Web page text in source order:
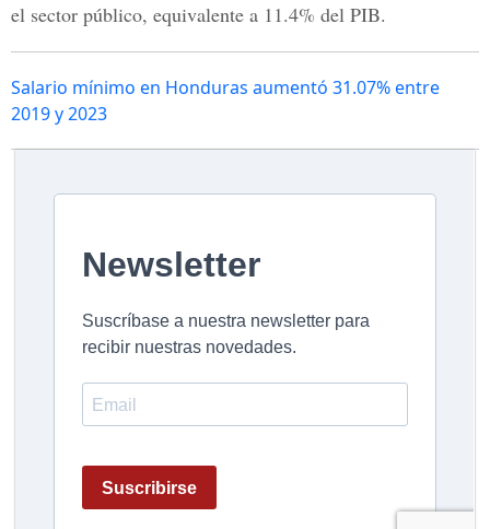
el sector público, equivalente a 11.4% del PIB.
Salario mínimo en Honduras aumentó 31.07% entre
2019 y 2023